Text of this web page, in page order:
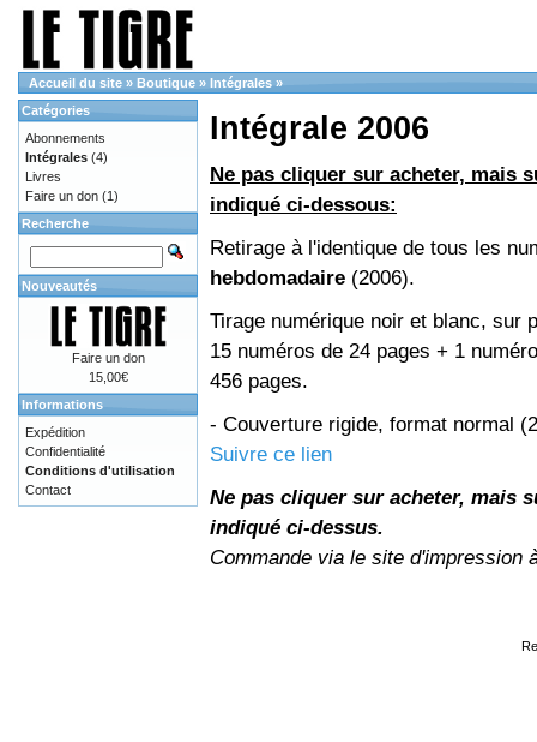
Accueil du site » Boutique » Intégrales »
Intégrale 2006
Ne pas cliquer sur acheter, mais
indiqué ci-dessous:
Retirage à l'identique de tous les
hebdomadaire (2006).
Tirage numérique noir et blanc, sur
15 numéros de 24 pages + 1
456 pages.
- Couverture rigide, format normal
Suivre ce lien
Ne pas cliquer sur acheter, mais
indiqué ci-dessus.
Commande via le site d'impression
Catégories
Abonnements
Intégrales (4)
Livres
Faire un don (1)
Recherche
Nouveautés
Faire un don
15,00€
Informations
Expédition
Confidentialité
Conditions d'utilisation
Contact